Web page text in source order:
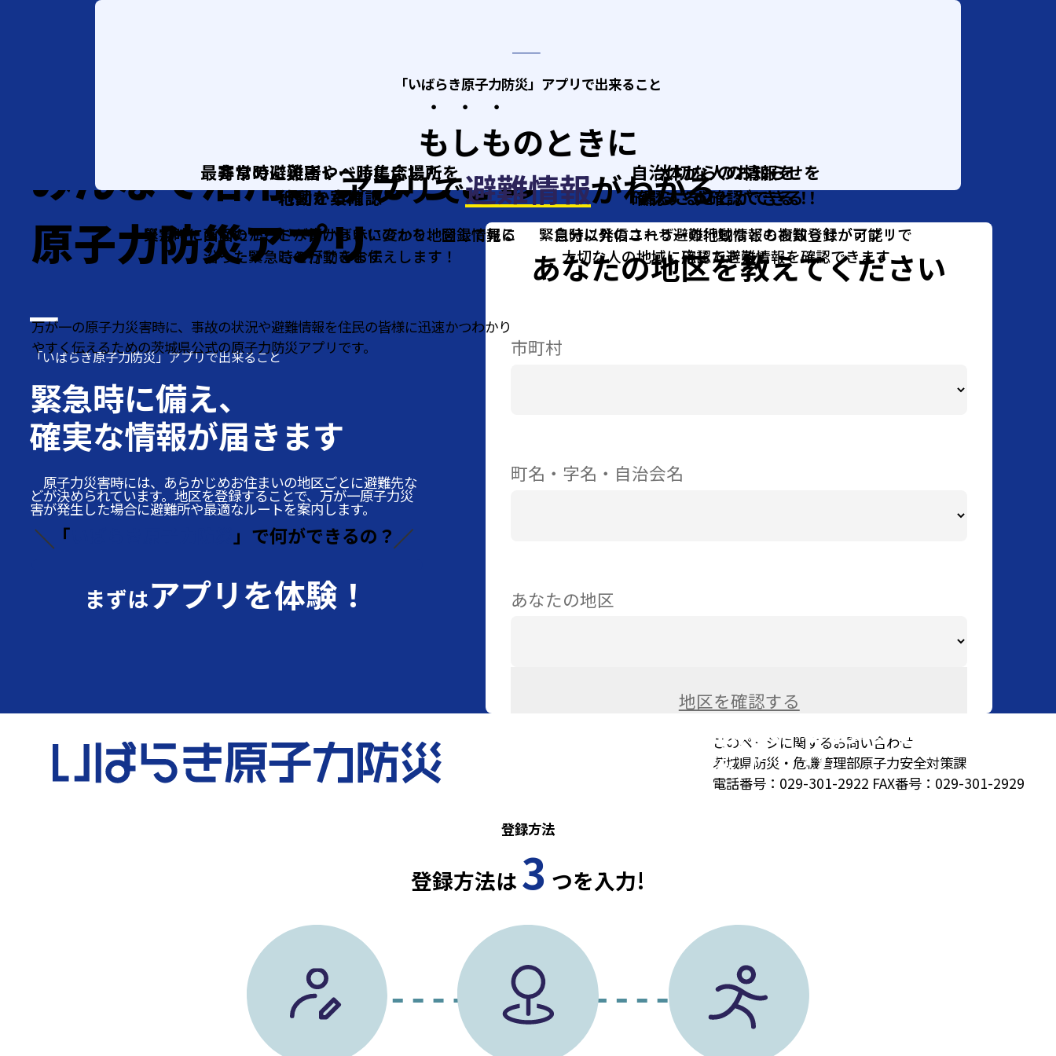
みんなで活用、いばらきの
原子力防災アプリ
万が一の原子力災害時に、事故の状況や避難情報を住民の皆様に迅速かつわかり
やすく伝えるための茨城県公式の原子力防災アプリです。
「 いばらき原子力防災」で何ができるの？
まずはアプリを体験！
「いばらき原子力防災」アプリで出来ること
もしも
・・・
のときに
アプリで避難情報がわかる
非常時に災害レベルに応じた
行動を案内！
災害時に画面のモードが青から赤に変わり、登録情報に
沿った緊急時の行動をお伝えします！
大切な人の情報を
確認することができる！
自分以外のユーザーの地域情報も複数登録が可能！
大切な人の地域に応じた避難情報を確認できます
最寄りの避難所や一時集合場所を
地図から確認
緊急時にあなたがどこへ行けばいいのかを地図上で見る
ことができます
自治体からのお知らせを
漏らさず確認できる！
緊急時に発信される避難行動などのお知らせがアプリで
確認できる！
「いばらき原子力防災」アプリで出来ること
緊急時に備え、
確実な情報が届きます
原子力災害時には、あらかじめお住まいの地区ごとに避難先な
どが決められています。地区を登録することで、万が一原子力災
害が発生した場合に避難所や最適なルートを案内します。
あなたの地区を教えてください
市町村
町名・字名・自治会名
あなたの地区
地区を確認する
一時集合場所:(GoogleMapで確認する)
避難所: (GoogleMapで確認する)
登録方法
登録方法は3 つを入力!
みんなで活用、いばらきの
原子力防災アプリ
わかりやすく伝えるための 茨城県公式の原子力
このページに関するお問い合わせ
茨城県防災・危機管理部原子力安全対策課
電話番号：029-301-2922 FAX番号：029-301-2929